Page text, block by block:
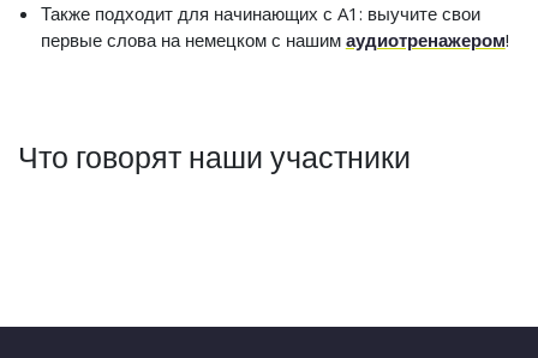
Также подходит для начинающих с A1: выучите свои
первые слова на немецком с нашим аудиотренажером!
Что говорят наши участники